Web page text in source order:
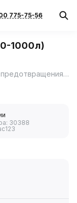
775-75-56
1000л)
Присадка Антигель предназначена для предотвращения застывания дизельного топлива в топливной системе дизельных автомобилей с любым типом питания (Common Rail и «насос-форсунка»), а также для любой модификации двигателя, в том числе с турбонаддувом.
30388